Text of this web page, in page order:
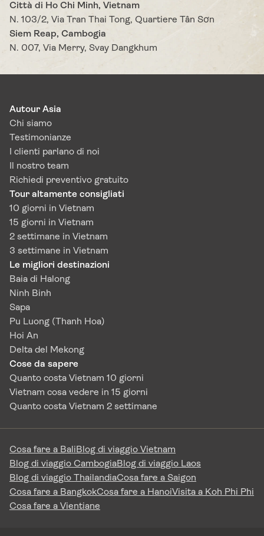
Città di Ho Chi Minh, Vietnam
N. 103/2, Via Tran Thai Tong, Quartiere Tân Sơn
Siem Reap, Cambogia
N. 007, Via Merry, Svay Dangkhum
Autour Asia
Chi siamo
Testimonianze
I clienti parlano di noi
Il nostro team
Richiedi preventivo gratuito
Tour altamente consigliati
10 giorni in Vietnam
15 giorni in Vietnam
2 settimane in Vietnam
3 settimane in Vietnam
Le migliori destinazioni
Baia di Halong
Ninh Binh
Sapa
Pu Luong (Thanh Hoa)
Hoi An
Delta del Mekong
Cose da sapere
Quanto costa Vietnam 10 giorni
Vietnam cosa vedere in 15 giorni
Quanto costa Vietnam 2 settimane
Cosa fare a BaliBlog di viaggio Vietnam
Blog di viaggio CambogiaBlog di viaggio Laos
Blog di viaggio ThailandiaCosa fare a Saigon
Cosa fare a BangkokCosa fare a HanoiVisita a Koh Phi Phi
Cosa fare a Vientiane